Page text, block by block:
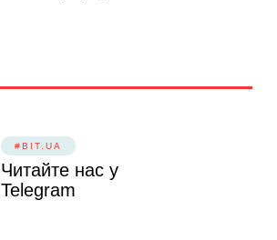
#BIT.UA
Читайте нас у
Telegram